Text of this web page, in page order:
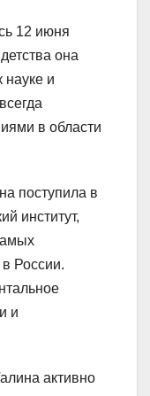
12 июня
она
науке и
в области
поступила в
институт,
России.
и
активно